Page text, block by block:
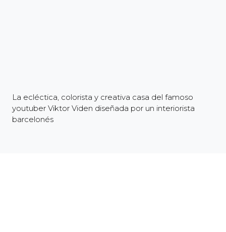
La ecléctica, colorista y creativa casa del famoso
youtuber Viktor Viden diseñada por un interiorista
barcelonés